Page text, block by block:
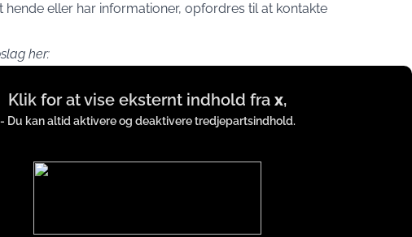
hende eller har informationer, opfordres til at kontakte
her:
Klik for at vise eksternt indhold fra x,
- Du kan altid aktivere og deaktivere tredjepartsindhold.